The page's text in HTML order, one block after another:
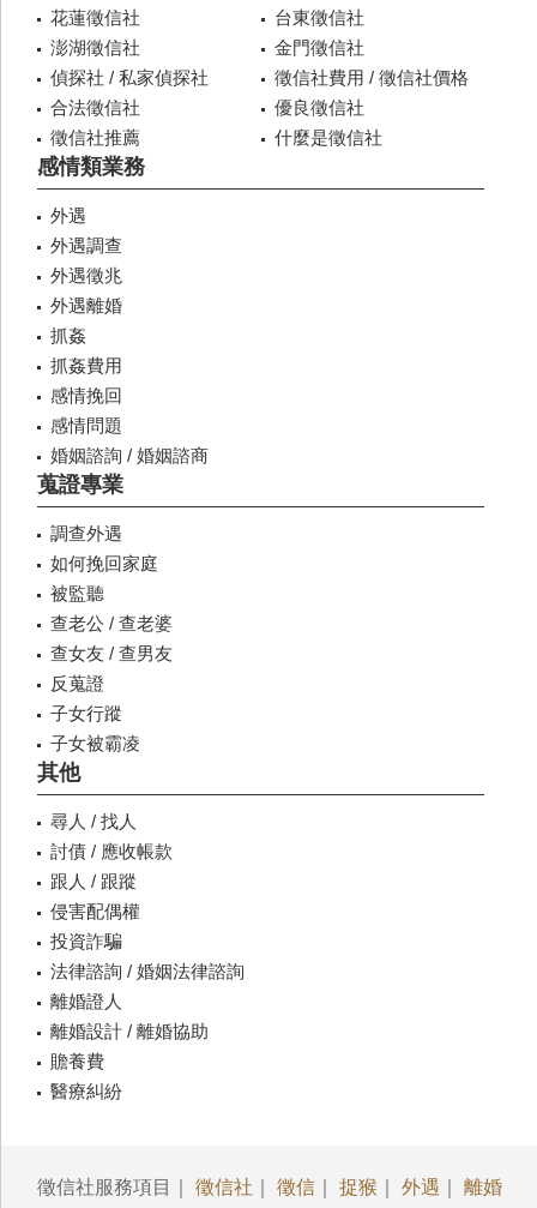
花蓮徵信社
台東徵信社
澎湖徵信社
金門徵信社
偵探社 / 私家偵探社
徵信社費用 / 徵信社價格
合法徵信社
優良徵信社
徵信社推薦
什麼是徵信社
感情類業務
外遇
外遇調查
外遇徵兆
外遇離婚
抓姦
抓姦費用
感情挽回
感情問題
婚姻諮詢 / 婚姻諮商
蒐證專業
調查外遇
如何挽回家庭
被監聽
查老公 / 查老婆
查女友 / 查男友
反蒐證
子女行蹤
子女被霸凌
其他
尋人 / 找人
討債 / 應收帳款
跟人 / 跟蹤
侵害配偶權
投資詐騙
法律諮詢 / 婚姻法律諮詢
離婚證人
離婚設計 / 離婚協助
贍養費
醫療糾紛
徵信社服務項目｜ 徵信社 徵信 捉猴 外遇 離婚